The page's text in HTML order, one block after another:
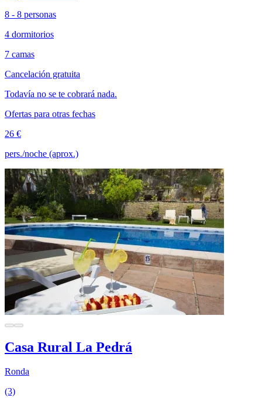
8 - 8 personas
4 dormitorios
7 camas
Cancelación gratuita
Todavía no se te cobrará nada.
Ofertas para otras fechas
26 €
pers./noche (aprox.)
Casa Rural La Pedrá
Ronda
(3)